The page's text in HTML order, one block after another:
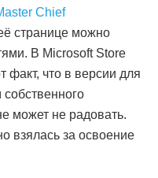
Chief
странице можно
В Microsoft Store
факт, что в версии для
может не радовать.
взялась за освоение